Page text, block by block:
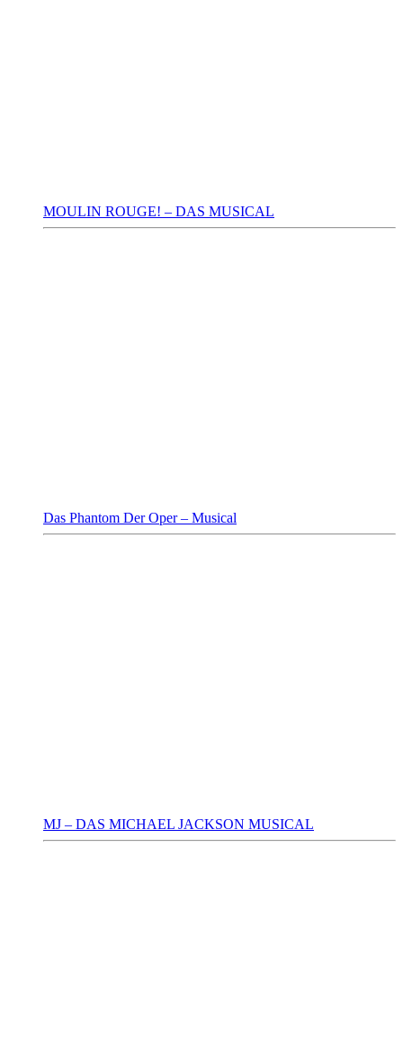
MOULIN ROUGE! – DAS MUSICAL
Das Phantom Der Oper – Musical
MJ – DAS MICHAEL JACKSON MUSICAL